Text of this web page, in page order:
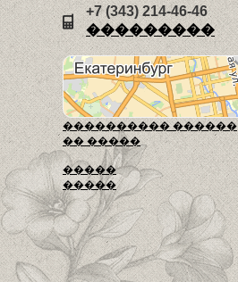
���������� ������
�� �����
�����
�����
+7 (343) 214-46-46
���������